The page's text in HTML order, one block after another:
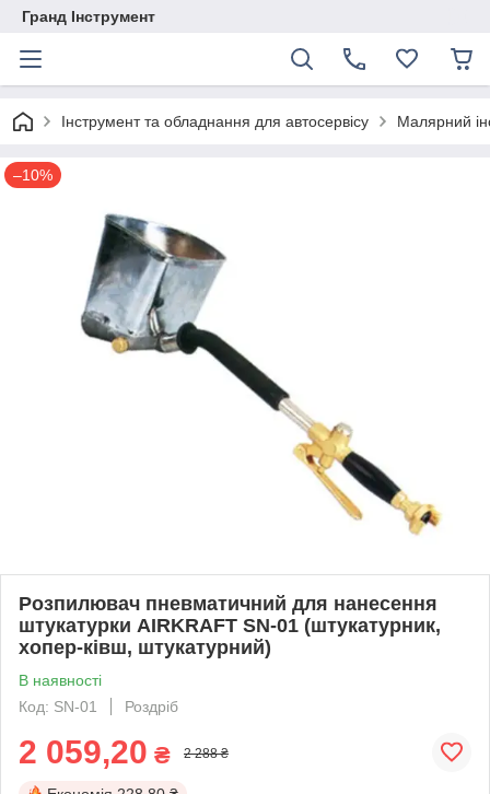
Гранд Інструмент
Інструмент та обладнання для автосервісу Малярний
–10%
Розпилювач пневматичний для нанесення
штукатурки AIRKRAFT SN-01 (штукатурник,
хопер-ківш, штукатурний)
В наявності
Код: SN-01
Роздріб
2 059,20 ₴ 2 288 ₴